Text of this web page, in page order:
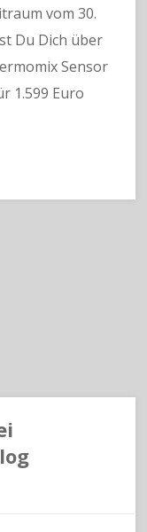
vom 30.
Du Dich über
Sensor
1.599 Euro